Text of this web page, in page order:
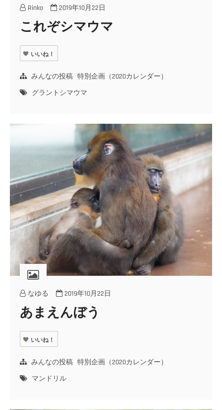
Rinko 2019年10月22日
これぞシマウマ
いいね！
みんなの投稿 特別企画（2020カレンダー）
グラントシマウマ
なゆる 2019年10月22日
あまえんぼう
いいね！
みんなの投稿 特別企画（2020カレンダー）
マンドリル